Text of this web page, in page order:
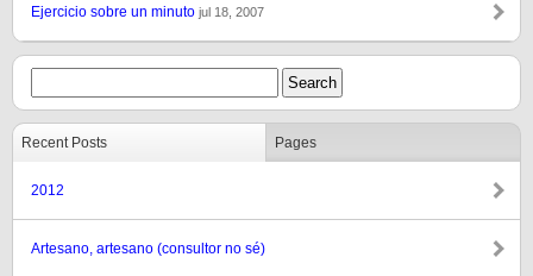
Ejercicio sobre un minuto jul 18, 2007
Recent Posts Pages
2012
Artesano, artesano (consultor no sé)